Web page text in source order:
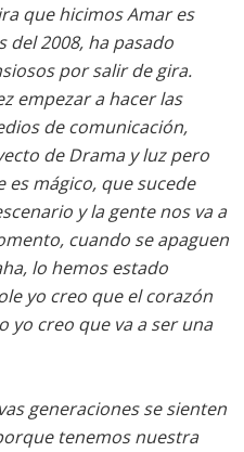
que hicimos Amar es
2008, ha pasado
por salir de gira.
empezar a hacer las
de comunicación,
de Drama y luz pero
mágico, que sucede
y la gente nos va a
cuando se apaguen
lo hemos estado
yo creo que el corazón
yo creo que va a ser una
generaciones se sienten
tenemos nuestra